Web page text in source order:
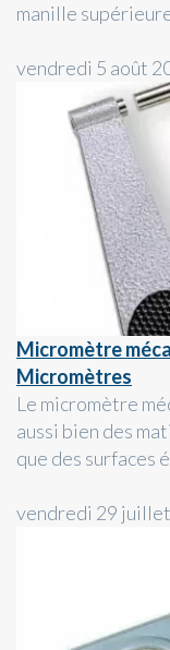
manille
vendredi 5 août
Micromètre
Micromètres
Le micromètre
aussi bien des
que des surfaces
vendredi 29